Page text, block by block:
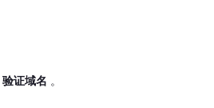
验证域名 。